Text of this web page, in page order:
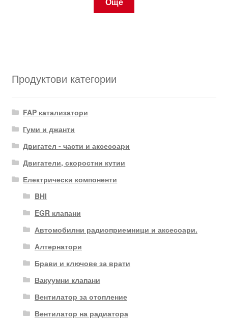
Продуктови категории
FAP катализатори
Гуми и джанти
Двигател - части и аксесоари
Двигатели, скоростни кутии
Електрически компоненти
BHI
EGR клапани
Автомобилни радиоприемници и аксесоари.
Алтернатори
Брави и ключове за врати
Вакуумни клапани
Вентилатор за отопление
Вентилатор на радиатора